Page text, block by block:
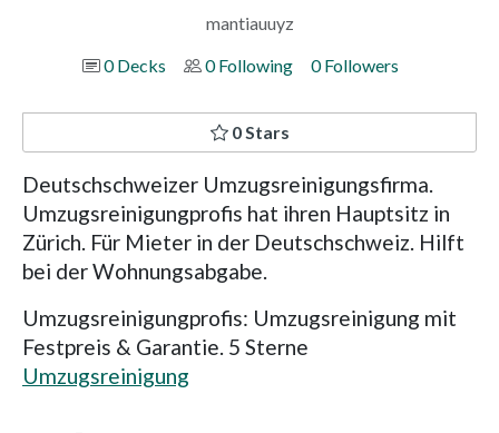
mantiauuyz
0 Decks
0 Following 0 Followers
0 Stars
Deutschschweizer Umzugsreinigungsfirma.
Umzugsreinigungprofis hat ihren Hauptsitz in
Zürich. Für Mieter in der Deutschschweiz. Hilft
bei der Wohnungsabgabe.
Umzugsreinigungprofis: Umzugsreinigung mit
Festpreis & Garantie. 5 Sterne
Umzugsreinigung